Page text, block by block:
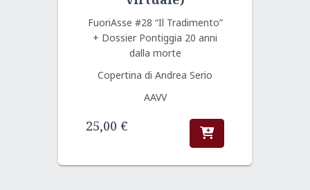
FuoriAsse #28 “Il Tradimento”
+ Dossier Pontiggia 20 anni
dalla morte
Copertina di Andrea Serio
AAVV
25,00 €